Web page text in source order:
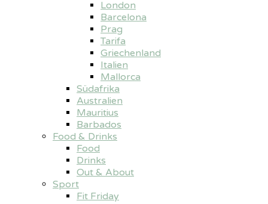
London
Barcelona
Prag
Tarifa
Griechenland
Italien
Mallorca
Südafrika
Australien
Mauritius
Barbados
Food & Drinks
Food
Drinks
Out & About
Sport
Fit Friday